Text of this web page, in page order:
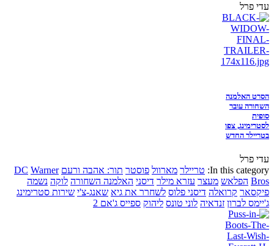
עדי פרל
הסרט האלמנה
השחורה עובר
סופית
לסטרימינג, צפו
בטריילר החדש
עדי פרל
In this category: טריילר מארוול פוסטר תור: אהבה ורעם DC Warner
Bros הפלאש מעצר עזרא מילר דיסני האלמנה השחורה לוקה נשמה
פיקסאר קרואלה דיסני פלוס לשחרר את גיא שאנג-צ'י שירות סטרימינג
ג'יימס לברון זנדאיה לוני טונס ליהוק ספייס ג'אם 2